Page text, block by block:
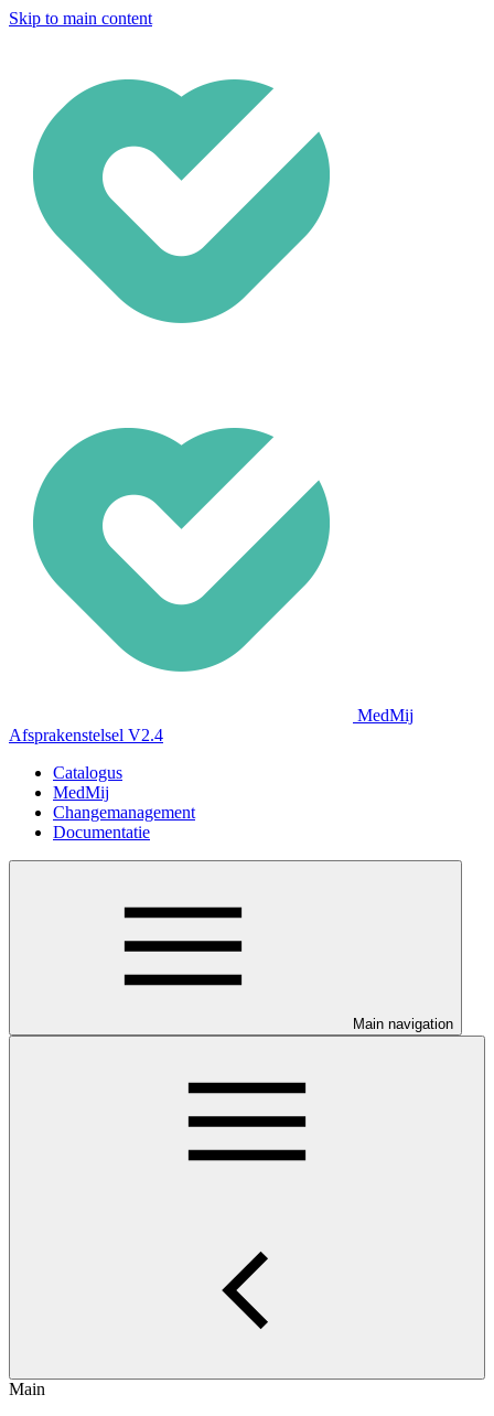
Skip to main content
MedMij
Afsprakenstelsel V2.4
Catalogus
MedMij
Changemanagement
Documentatie
Main navigation
Main